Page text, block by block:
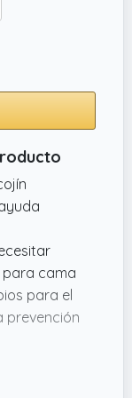
para cama
para el
prevención
de